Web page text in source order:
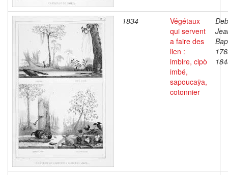
1834
Végétaux
qui servent
a faire des
lien :
imbire, cipò
imbé,
sapoucaÿa,
cotonnier